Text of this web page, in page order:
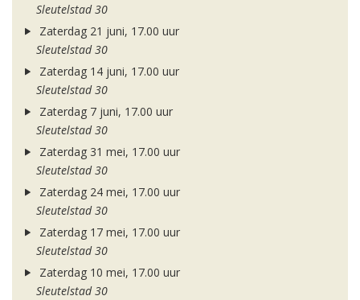
Sleutelstad 30
Zaterdag 21 juni, 17.00 uur
Sleutelstad 30
Zaterdag 14 juni, 17.00 uur
Sleutelstad 30
Zaterdag 7 juni, 17.00 uur
Sleutelstad 30
Zaterdag 31 mei, 17.00 uur
Sleutelstad 30
Zaterdag 24 mei, 17.00 uur
Sleutelstad 30
Zaterdag 17 mei, 17.00 uur
Sleutelstad 30
Zaterdag 10 mei, 17.00 uur
Sleutelstad 30